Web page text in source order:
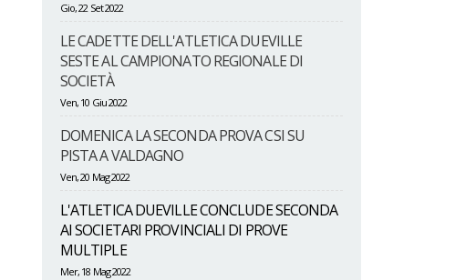
Gio, 22 Set 2022
LE CADETTE DELL'ATLETICA DUEVILLE
SESTE AL CAMPIONATO REGIONALE DI
SOCIETÀ
Ven, 10 Giu 2022
DOMENICA LA SECONDA PROVA CSI SU
PISTA A VALDAGNO
Ven, 20 Mag 2022
L'ATLETICA DUEVILLE CONCLUDE SECONDA
AI SOCIETARI PROVINCIALI DI PROVE
MULTIPLE
Mer, 18 Mag 2022